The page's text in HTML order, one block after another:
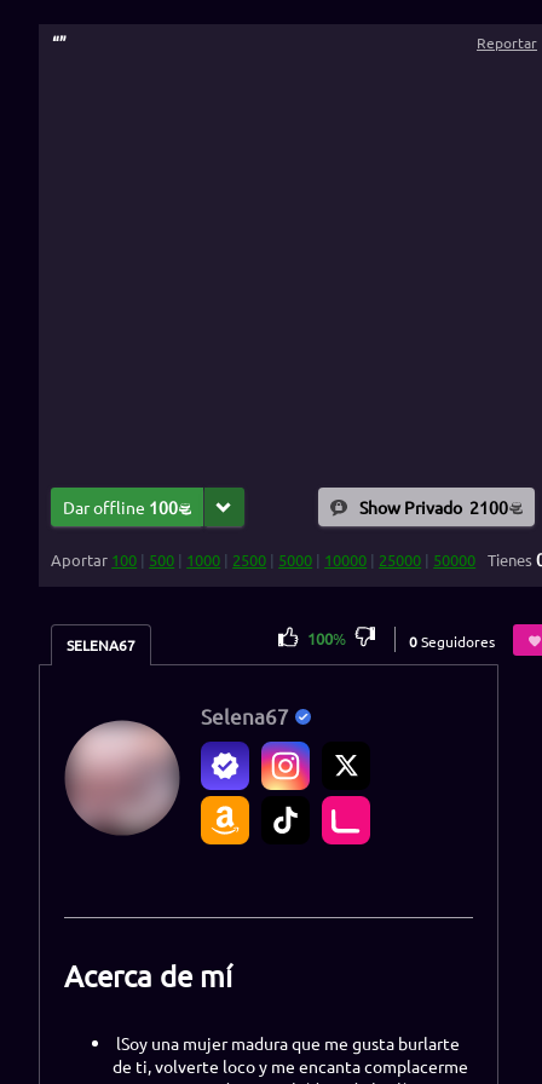
“” Reportar
Dar offline 100 Show Privado 2100
Aportar 100 | 500 | 1000 | 2500 | 5000 | 10000 | 25000 | 50000 Tienes
SELENA67 100% 0Seguidores
Selena67
Acerca de mí
lSoy una mujer madura que me gusta burlarte
de ti, volverte loco y me encanta complacerme